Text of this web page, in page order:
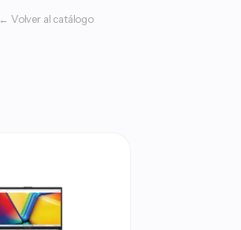
← Volver al catálogo